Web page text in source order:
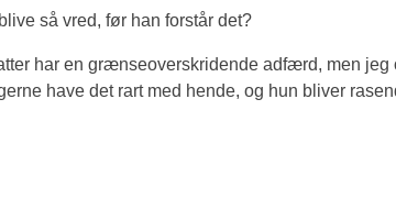
så vred, før han forstår det?
har en grænseoverskridende adfærd, men
have det rart med hende, og hun bliver